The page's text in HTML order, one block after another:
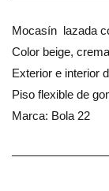
Mocasín lazada
Color beige,
Exterior e interior
Piso flexible de
Marca: Bola 22